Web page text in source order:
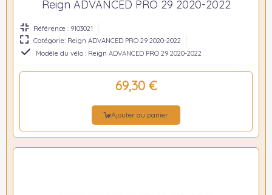
Reign ADVANCED PRO 29 2020-2022
Référence : 9103021
Catégorie: Reign ADVANCED PRO 29 2020-2022
Modèle du vélo : Reign ADVANCED PRO 29 2020-2022
69,30 €
Ajouter au panier